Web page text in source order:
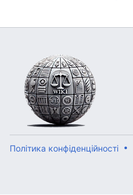
Політика конфіденційності